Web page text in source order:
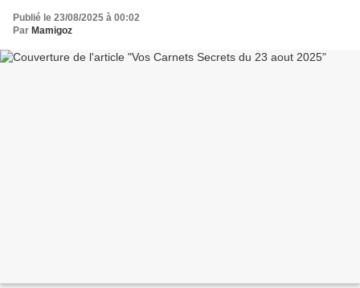
Publié le 23/08/2025 à 00:02
Par Mamigoz